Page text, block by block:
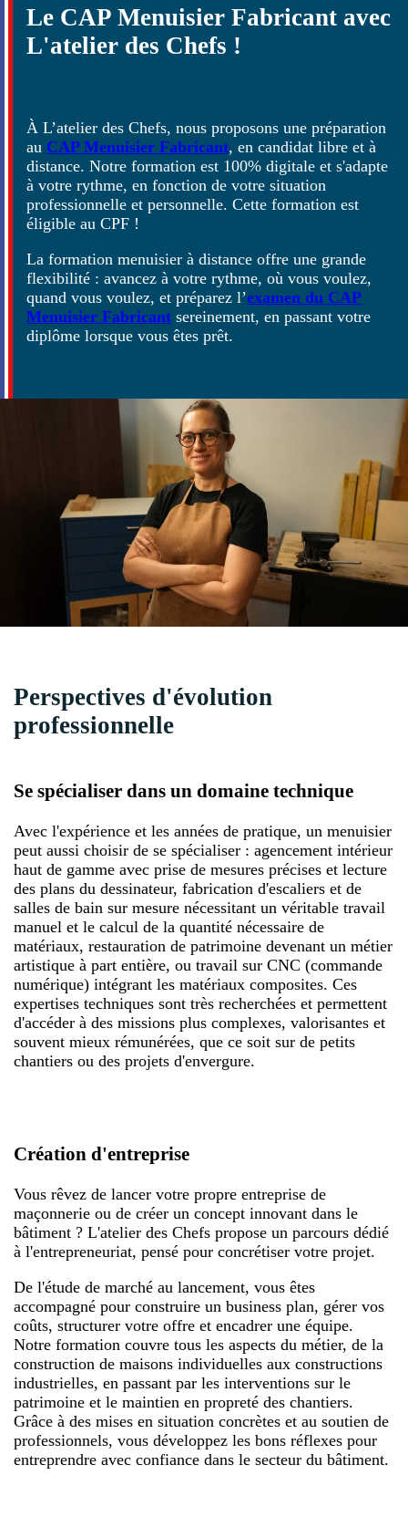
Le CAP Menuisier Fabricant avec
L'atelier des Chefs !
À L’atelier des Chefs, nous proposons une préparation
au CAP Menuisier Fabricant, en candidat libre et à
distance. Notre formation est 100% digitale et s'adapte
à votre rythme, en fonction de votre situation
professionnelle et personnelle. Cette formation est
éligible au CPF !
La formation menuisier à distance offre une grande
flexibilité : avancez à votre rythme, où vous voulez,
quand vous voulez, et préparez l’examen du CAP
Menuisier Fabricantsereinement, en passant votre
diplôme lorsque vous êtes prêt.
Perspectives d'évolution
professionnelle
Se spécialiser dans un domaine technique
Avec l'expérience et les années de pratique, un menuisier
peut aussi choisir de se spécialiser : agencement intérieur
haut de gamme avec prise de mesures précises et lecture
des plans du dessinateur, fabrication d'escaliers et de
salles de bain sur mesure nécessitant un véritable travail
manuel et le calcul de la quantité nécessaire de
matériaux, restauration de patrimoine devenant un métier
artistique à part entière, ou travail sur CNC (commande
numérique) intégrant les matériaux composites. Ces
expertises techniques sont très recherchées et permettent
d'accéder à des missions plus complexes, valorisantes et
souvent mieux rémunérées, que ce soit sur de petits
chantiers ou des projets d'envergure.
Création d'entreprise
Vous rêvez de lancer votre propre entreprise de
maçonnerie ou de créer un concept innovant dans le
bâtiment ? L'atelier des Chefs propose un parcours dédié
à l'entrepreneuriat, pensé pour concrétiser votre projet.
De l'étude de marché au lancement, vous êtes
accompagné pour construire un business plan, gérer vos
coûts, structurer votre offre et encadrer une équipe.
Notre formation couvre tous les aspects du métier, de la
construction de maisons individuelles aux constructions
industrielles, en passant par les interventions sur le
patrimoine et le maintien en propreté des chantiers.
Grâce à des mises en situation concrètes et au soutien de
professionnels, vous développez les bons réflexes pour
entreprendre avec confiance dans le secteur du bâtiment.